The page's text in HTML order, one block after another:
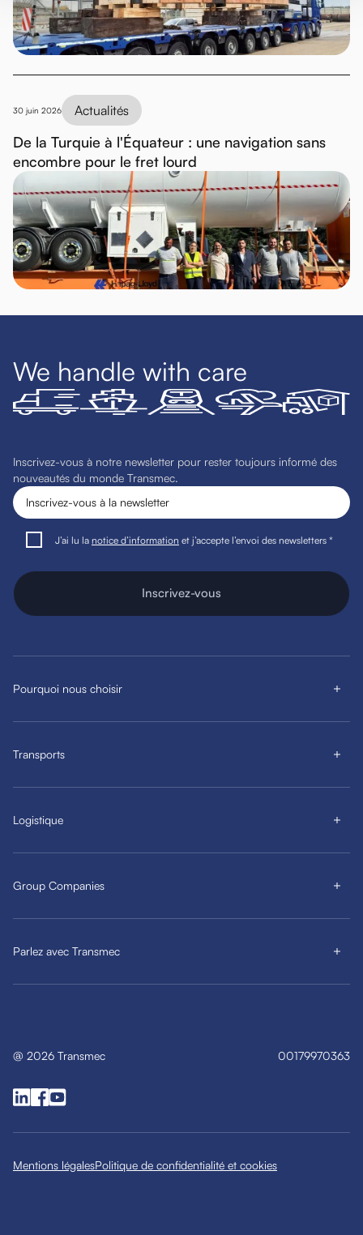
30 juin 2026 Actualités
De la Turquie à l'Équateur : une navigation sans
encombre pour le fret lourd
We handle with care
Inscrivez-vous à notre newsletter pour rester toujours informé des
nouveautés du monde Transmec.
J’ai lu la notice d’information et j’accepte l’envoi des newsletters *
Inscrivez-vous
Pourquoi nous choisir
Transports
Logistique
Group Companies
Parlez avec Transmec
@ 2026 Transmec
Mentions légalesPolitique de confidentialité et cookies
00179970363